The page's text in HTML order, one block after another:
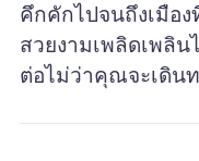
คึกคักไปจนถึงเมือ
สวยงามเพลิดเพลิ
ต่อไม่ว่าคุณจะเดิน